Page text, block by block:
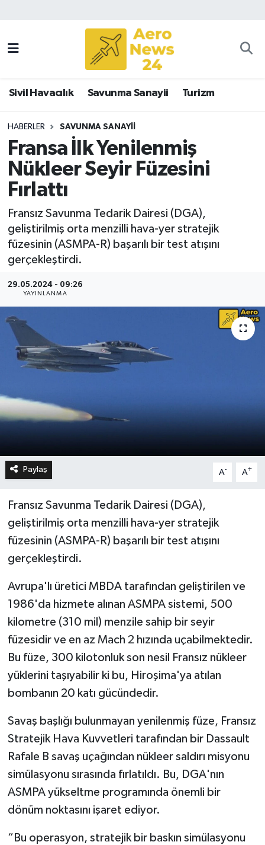
Sivil Havacılık Savunma Sanayii Turizm
HABERLER SAVUNMA SANAYII
Fransa İlk Yenilenmiş
Nükleer Seyir Füzesini
Fırlattı
Fransız Savunma Tedarik Dairesi (DGA),
geliştirilmiş orta menzilli hava-yer stratejik
füzesinin (ASMPA-R) başarılı bir test atışını
gerçekleştirdi.
29.05.2024 - 09:26
YAYINLANMA
Paylaş A- A+
Fransız Savunma Tedarik Dairesi (DGA),
geliştirilmiş orta menzilli hava-yer stratejik
füzesinin (ASMPA-R) başarılı bir test atışını
gerçekleştirdi.
Avrupa'lı üretici MBDA tarafından geliştirilen ve
1986'da hizmete alınan ASMPA sistemi, 500
kilometre (310 mil) menzile sahip bir seyir
füzesidir ve en az Mach 2 hızında uçabilmektedir.
Bu füze, 300 kilotonluk son nesil Fransız nükleer
yüklerini taşıyabilir ki bu, Hiroşima'ya atılan
bombanın 20 katı gücündedir.
Savaş başlığı bulunmayan yenilenmiş füze, Fransız
Stratejik Hava Kuvvetleri tarafından bir Dassault
Rafale B savaş uçağından nükleer saldırı misyonu
simülasyonu sırasında fırlatıldı. Bu, DGA'nın
ASMPA yükseltme programında önemli bir
dönüm noktasını işaret ediyor.
“Bu operasyon, stratejik bir baskın simülasyonu